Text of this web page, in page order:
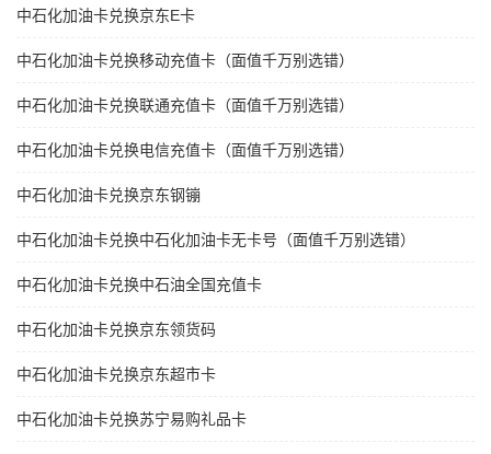
中石化加油卡兑换京东E卡
中石化加油卡兑换移动充值卡（面值千万别选错）
中石化加油卡兑换联通充值卡（面值千万别选错）
中石化加油卡兑换电信充值卡（面值千万别选错）
中石化加油卡兑换京东钢镚
中石化加油卡兑换中石化加油卡无卡号（面值千万别选错）
中石化加油卡兑换中石油全国充值卡
中石化加油卡兑换京东领货码
中石化加油卡兑换京东超市卡
中石化加油卡兑换苏宁易购礼品卡